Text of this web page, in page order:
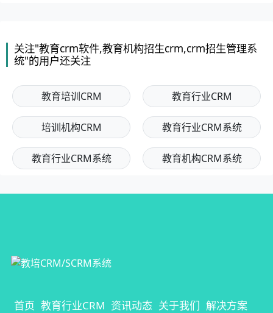
关注"教育crm软件,教育机构招生crm,crm招生管理系
统"的用户还关注
教育培训CRM 教育行业CRM
培训机构CRM 教育行业CRM系统
教育行业CRM系统 教育机构CRM系统
首页 教育行业CRM 资讯动态 关于我们 解决方案